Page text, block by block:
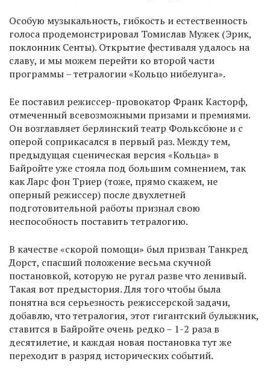
Особую музыкальность, гибкость и естественность
голоса продемонстрировал Томислав Мужек (Эрик,
поклонник Сенты). Открытие фестиваля удалось на
славу, и мы можем перейти ко второй части
программы – тетралогии «Кольцо нибелунга».
Ее поставил режиссер-провокатор Франк Касторф,
отмеченный всевозможными призами и премиями.
Он возглавляет берлинский театр Фольксбюне и с
оперой соприкасался в первый раз. Между тем,
предыдущая сценическая версия «Кольца» в
Байройте уже стояла под большим сомнением, так
как Ларс фон Триер (тоже, прямо скажем, не
оперный режиссер) после двухлетней
подготовительной работы признал свою
неспособность поставить тетралогию.
В качестве «скорой помощи» был призван Танкред
Дорст, спасший положение весьма скучной
постановкой, которую не ругал разве что ленивый.
Такая вот предыстория. Для того чтобы была
понятна вся серьезность режиссерской задачи,
добавлю, что тетралогия, этот гигантский булыжник,
ставится в Байройте очень редко – 1-2 раза в
десятилетие, и каждая новая постановка тут же
переходит в разряд исторических событий.